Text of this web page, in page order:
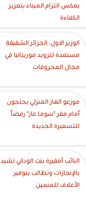
يعكس التزام الميناء بتعزيز
الكفاءة
الوزير الاول: الجزائر الشقيقة
مستعدة لتزويد موريتانيا في
مجال المحروقات
موزعو الغاز المنزلي يحتجون
أمام مقر "سوما غاز" رفضاً
للتسعيرة الجديدة
النائب أمقيرة بنت الوداني تشيد
بالإنجازات وتطالب بتوفير
الأعلاف للمنمين